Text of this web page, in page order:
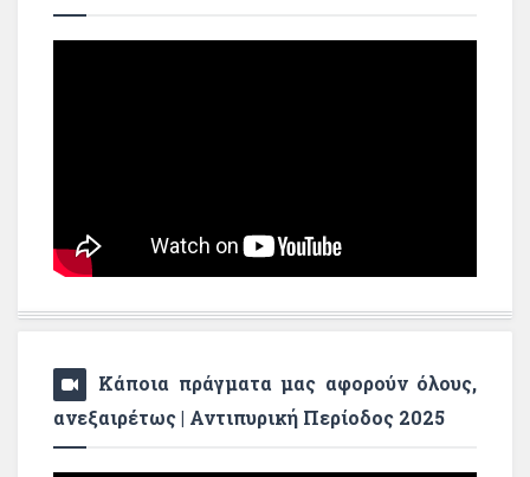
Κάποια πράγματα μας αφορούν όλους,
ανεξαιρέτως | Αντιπυρική Περίοδος 2025